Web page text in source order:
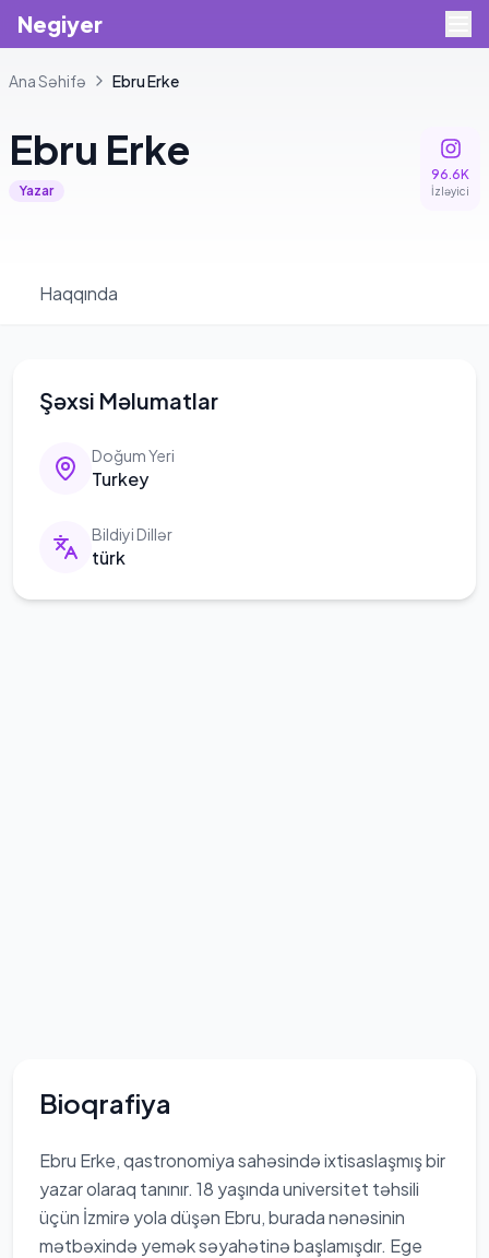
Negiyer
Ana Səhifə EbruErke
Ebru Erke
Yazar
96.6K
İzləyici
Haqqında
Şəxsi Məlumatlar
Doğum Yeri
Turkey
Bildiyi Dillər
türk
Bioqrafiya
Ebru Erke, qastronomiya sahəsində ixtisaslaşmış bir
yazar olaraq tanınır. 18 yaşında universitet təhsili
üçün İzmirə yola düşən Ebru, burada nənəsinin
mətbəxində yemək səyahətinə başlamışdır. Ege